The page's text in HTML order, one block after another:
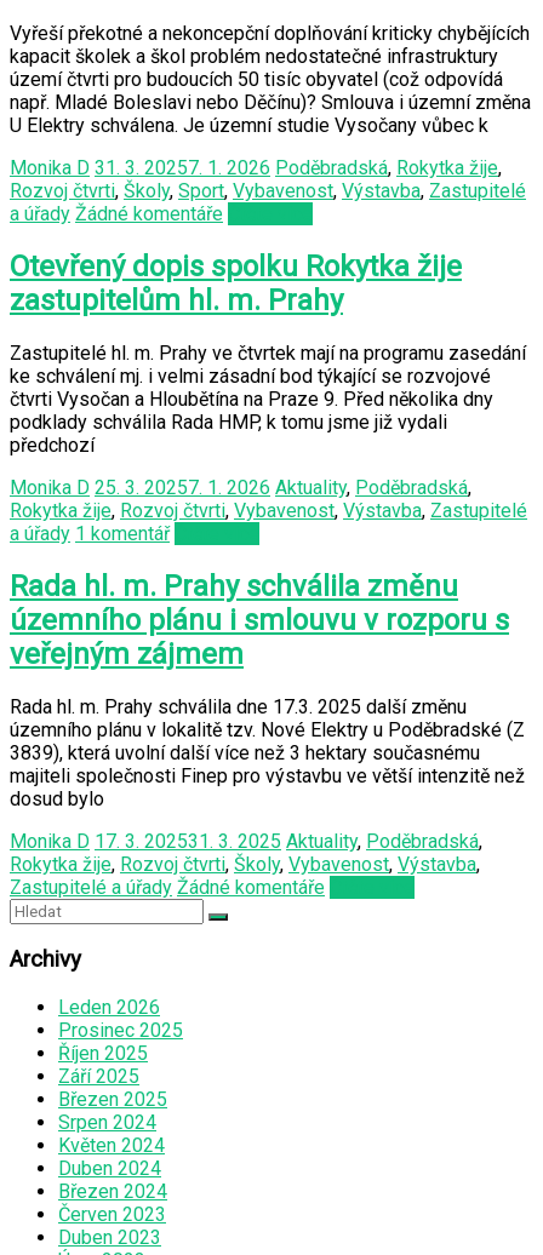
Vyřeší překotné a nekoncepční doplňování kriticky chybějících
kapacit školek a škol problém nedostatečné infrastruktury
území čtvrti pro budoucích 50 tisíc obyvatel (což odpovídá
např. Mladé Boleslavi nebo Děčínu)? Smlouva i územní změna
U Elektry schválena. Je územní studie Vysočany vůbec k
Monika D 31. 3. 20257. 1. 2026 Poděbradská, Rokytka žije,
Rozvoj čtvrti, Školy, Sport, Vybavenost, Výstavba, Zastupitelé
a úřady Žádné komentáře
Otevřený dopis spolku Rokytka žije
zastupitelům hl. m. Prahy
Zastupitelé hl. m. Prahy ve čtvrtek mají na programu zasedání
ke schválení mj. i velmi zásadní bod týkající se rozvojové
čtvrti Vysočan a Hloubětína na Praze 9. Před několika dny
podklady schválila Rada HMP, k tomu jsme již vydali
předchozí
Monika D 25. 3. 20257. 1. 2026 Aktuality, Poděbradská,
Rokytka žije, Rozvoj čtvrti, Vybavenost, Výstavba, Zastupitelé
a úřady 1 komentář
Rada hl. m. Prahy schválila změnu
územního plánu i smlouvu v rozporu s
veřejným zájmem
Rada hl. m. Prahy schválila dne 17.3. 2025 další změnu
územního plánu v lokalitě tzv. Nové Elektry u Poděbradské (Z
3839), která uvolní další více než 3 hektary současnému
majiteli společnosti Finep pro výstavbu ve větší intenzitě než
dosud bylo
Monika D 17. 3. 202531. 3. 2025 Aktuality, Poděbradská,
Rokytka žije, Rozvoj čtvrti, Školy, Vybavenost, Výstavba,
Zastupitelé a úřady Žádné komentáře
Archivy
Leden 2026
Prosinec 2025
Říjen 2025
Září 2025
Březen 2025
Srpen 2024
Květen 2024
Duben 2024
Březen 2024
Červen 2023
Duben 2023